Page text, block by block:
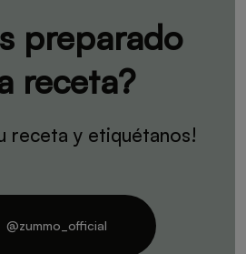
preparado
receta?
receta y etiquétanos!
@zummo_official